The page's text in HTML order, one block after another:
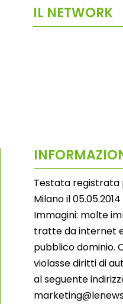
IL NETWORK
Testata registrata
Milano il
Immagini: molte
tratte da internet
pubblico dominio.
violasse diritti di
al seguente